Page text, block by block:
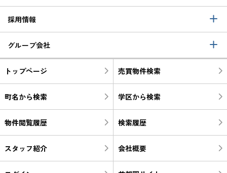
採用情報
グループ会社
トップページ 売買物件検索
町名から検索 学区から検索
物件閲覧履歴 検索履歴
スタッフ紹介 会社概要